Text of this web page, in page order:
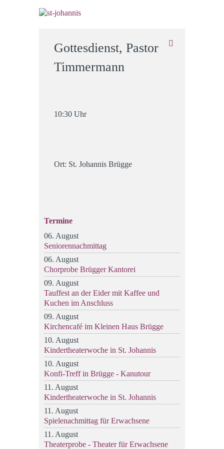
Gottesdienst, Pastor
Timmermann
10:30 Uhr
Ort: St. Johannis Brügge
Termine
06. August
Seniorennachmittag
06. August
Chorprobe Brügger Kantorei
09. August
Tauffest an der Eider mit Kaffee und
Kuchen im Anschluss
09. August
Kirchencafé im Kleinen Haus Brügge
10. August
Kindertheaterwoche in St. Johannis
10. August
Konfi-Treff in Brügge - Kanutour
11. August
Kindertheaterwoche in St. Johannis
11. August
Spielenachmittag für Erwachsene
11. August
Theaterprobe - Theater für Erwachsene